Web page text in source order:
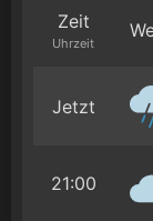
Zeit
Uhrzeit
Jetzt
21:00